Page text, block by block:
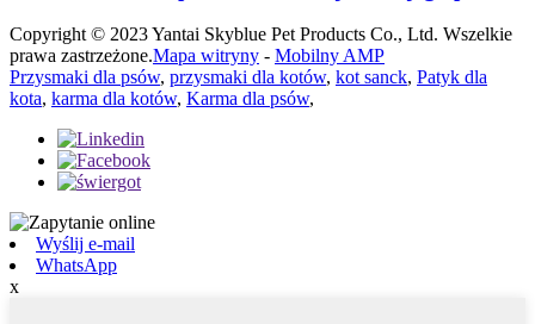
Copyright © 2023 Yantai Skyblue Pet Products Co., Ltd. Wszelkie
prawa zastrzeżone.Mapa witryny - Mobilny AMP
Przysmaki dla psów, przysmaki dla kotów, kot sanck, Patyk dla
kota, karma dla kotów, Karma dla psów,
Wyślij e-mail
WhatsApp
x